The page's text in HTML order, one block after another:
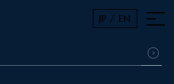
JP / EN